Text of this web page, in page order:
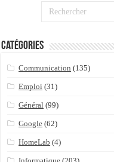
Catégories
Communication (135)
Emploi (31)
Général (99)
Google (62)
HomeLab (4)